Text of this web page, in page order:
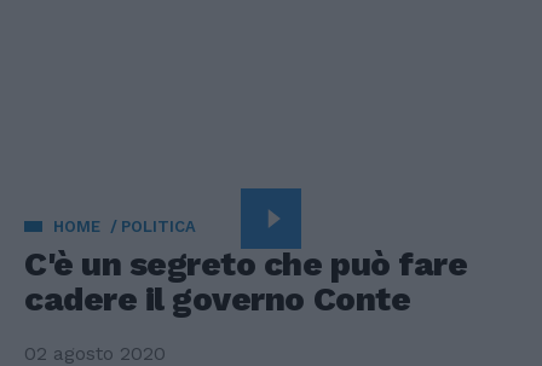
HOME POLITICA
C'è un segreto che può fare
cadere il governo Conte
02 agosto 2020